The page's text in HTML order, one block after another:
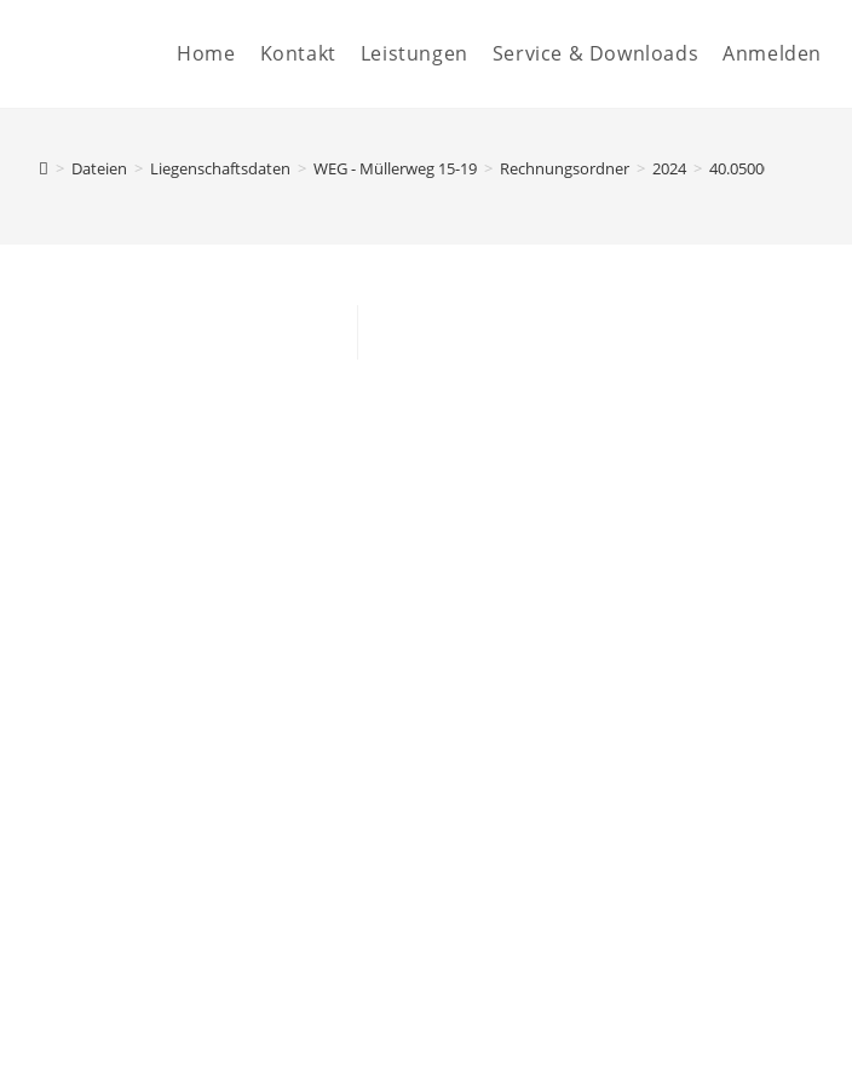
Home Kontakt Leistungen Service & Downloads Anmelden
> Dateien > Liegenschaftsdaten > WEG - Müllerweg 15-19 > Rechnungsordner > 2024 > 40.05000 -